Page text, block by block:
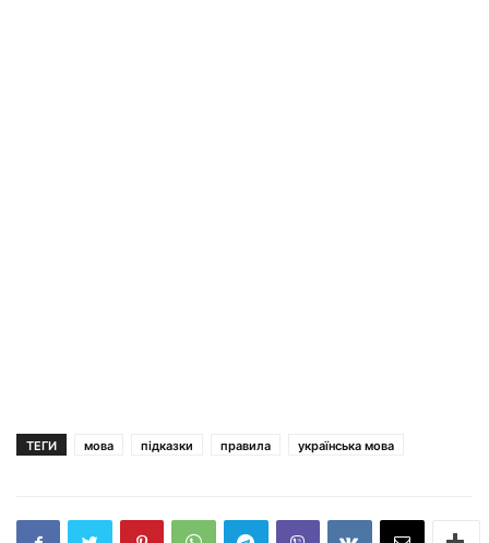
ТЕГИ мова підказки правила українська мова